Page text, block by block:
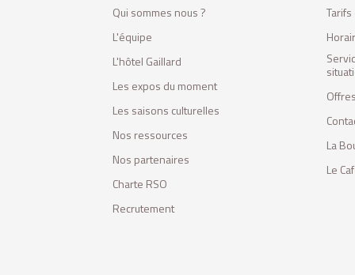
Qui sommes nous ?
L'équipe
L'hôtel Gaillard
Les expos du moment
Les saisons culturelles
Nos ressources
Nos partenaires
Charte RSO
Recrutement
La
Le